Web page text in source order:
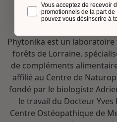
Phytonika est un
forêts de Lorraine,
de compléments
affilié au Centre de
fondé par le biologiste
le travail du Docteur
Centre Ostéopathique de
Opt inVous acceptez de recevoir
promotionnels de la part de
pouvez vous désinscrire à